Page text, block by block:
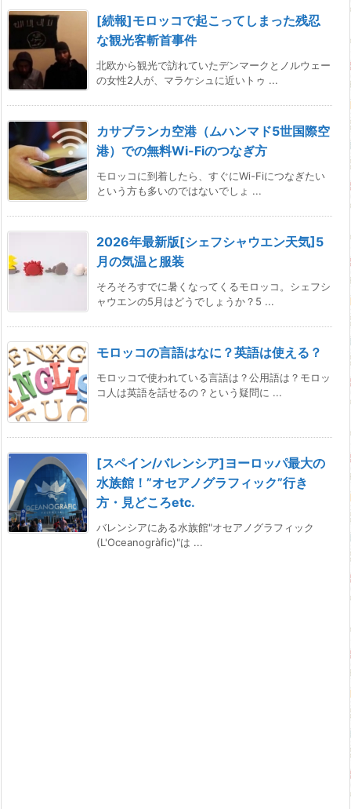
[続報]モロッコで起こってしまった残忍
な観光客斬首事件
北欧から観光で訪れていたデンマークとノルウェー
の女性2人が、マラケシュに近いトゥ ...
カサブランカ空港（ムハンマド5世国際空
港）での無料Wi-Fiのつなぎ方
モロッコに到着したら、すぐにWi-Fiにつなぎたい
という方も多いのではないでしょ ...
2026年最新版[シェフシャウエン天気]5
月の気温と服装
そろそろすでに暑くなってくるモロッコ。シェフシ
ャウエンの5月はどうでしょうか？5 ...
モロッコの言語はなに？英語は使える？
モロッコで使われている言語は？公用語は？モロッ
コ人は英語を話せるの？という疑問に ...
[スペイン/バレンシア]ヨーロッパ最大の
水族館！”オセアノグラフィック”行き
方・見どころetc.
バレンシアにある水族館"オセアノグラフィック
(L'Oceanogràfic)"は ...